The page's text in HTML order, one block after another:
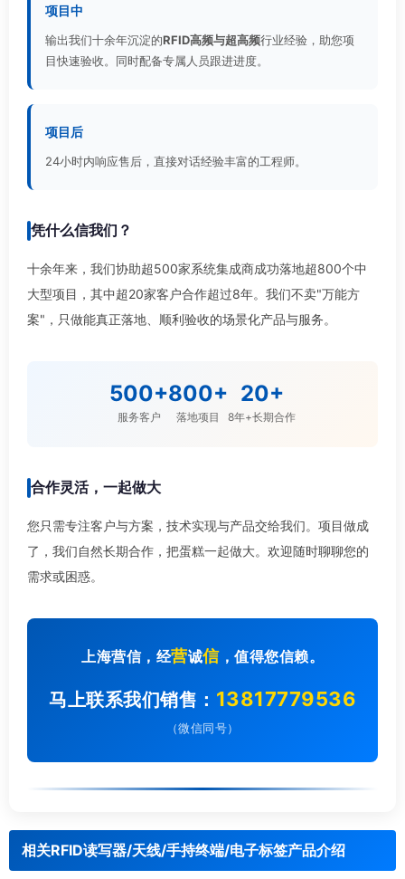
项目中
输出我们十余年沉淀的RFID高频与超高频行业经验，助您项
目快速验收。同时配备专属人员跟进进度。
项目后
24小时内响应售后，直接对话经验丰富的工程师。
凭什么信我们？
十余年来，我们协助超500家系统集成商成功落地超800个中
大型项目，其中超20家客户合作超过8年。我们不卖"万能方
案"，只做能真正落地、顺利验收的场景化产品与服务。
500+
服务客户
800+
落地项目
20+
8年+长期合作
合作灵活，一起做大
您只需专注客户与方案，技术实现与产品交给我们。项目做成
了，我们自然长期合作，把蛋糕一起做大。欢迎随时聊聊您的
需求或困惑。
上海营信，经营诚信，值得您信赖。
马上联系我们销售： 13817779536
（微信同号）
相关RFID读写器/天线/手持终端/电子标签产品介绍